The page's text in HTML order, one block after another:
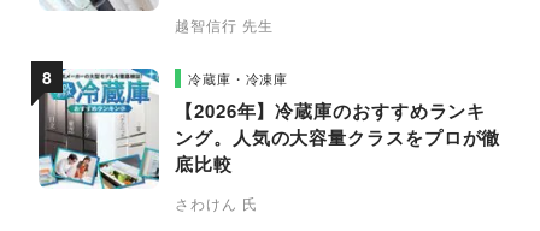
越智信行 先生
冷蔵庫・冷凍庫
【2026年】冷蔵庫のおすすめランキ
ング。人気の大容量クラスをプロが徹
底比較
さわけん 氏